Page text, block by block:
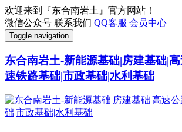
欢迎来到『东合南岩土』官方网站！
微信公众号 联系我们 QQ客服 会员中心
Toggle navigation
东合南岩土-新能源基础|房建基础|
速铁路基础|市政基础|水利基础